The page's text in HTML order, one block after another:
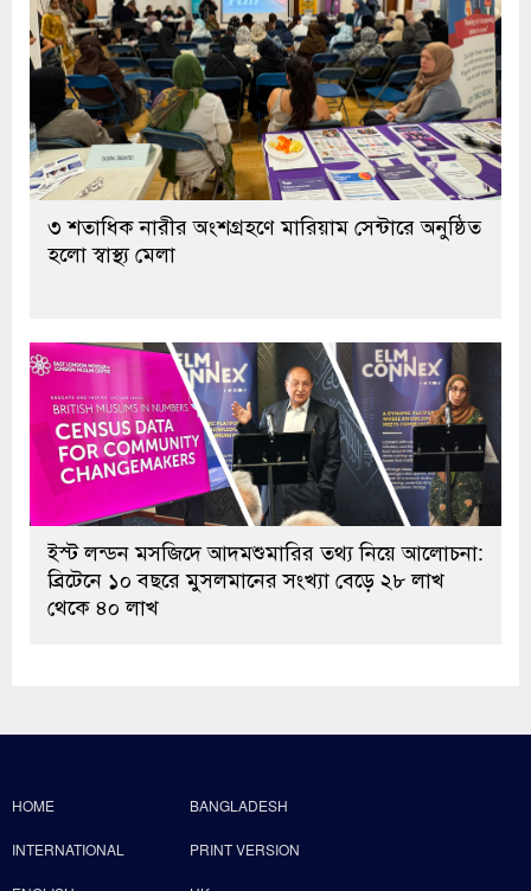
৩ শতাধিক নারীর অংশগ্রহণে মারিয়াম সেন্টারে অনুষ্ঠিত
হলো স্বাস্থ্য মেলা
ইস্ট লন্ডন মসজিদে আদমশুমারির তথ্য নিয়ে আলোচনা:
ব্রিটেনে ১০ বছরে মুসলমানের সংখ্যা বেড়ে ২৮ লাখ
থেকে ৪০ লাখ
HOME BANGLADESH
INTERNATIONAL PRINT VERSION